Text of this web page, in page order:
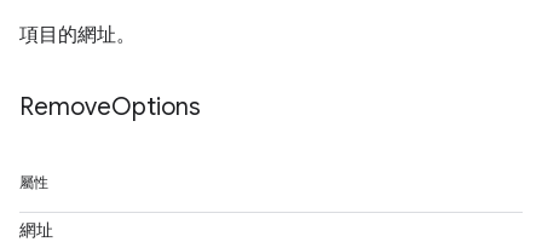
項目的網址。
RemoveOptions
屬性
網址